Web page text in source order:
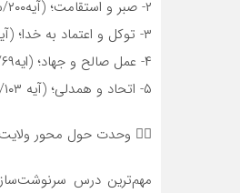
۲- صبر و استقامت؛ (آیه۲۰۰/سوره آل‌عمران)
۳- توکل و اعتماد به خدا؛ (آیه۳/سوره طلاق)
۴- عمل صالح و جهاد؛ (ایه۶۹/سوره عنکبوت)
۵- اتحاد و همدلی؛ (آیه ۱۰۳/سوره آل‌عمران)
۲⃣ وحدت حول محور ولایت:
مهم‌ترین درس سرنوشت‌ساز